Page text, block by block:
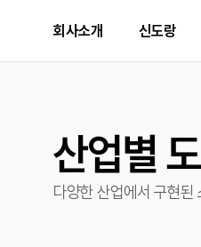
pc 헤더
회사소개
기업가치
미래비전
기업소식
신도랑
두잉
D470 추천
산업별
다양한 산업에서 구현된